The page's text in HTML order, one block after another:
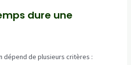
dure une
dépend de plusieurs critères :